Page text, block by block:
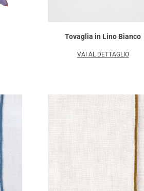
Tovaglia in Lino Bianco
VAI AL DETTAGLIO